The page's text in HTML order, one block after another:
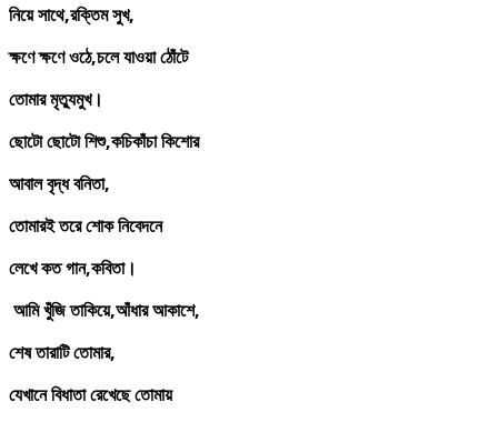
নিয়েসাথে,রক্তিমসুখ,
ক্ষণেক্ষণেওঠে,চলেযাওয়াঠোঁটে
তোমারমৃত্যুমুখ।
ছোটোছোটোশিশু,কচিকাঁচাকিশোর
আবালবৃদ্ধবনিতা,
তোমারইতরেশোকনিবেদনে
লেখেকতগান,কবিতা।
আমিখুঁজিতাকিয়ে,আঁধারআকাশে,
শেষতারাটিতোমার,
যেখানেবিধাতারেখেছেতোমায়